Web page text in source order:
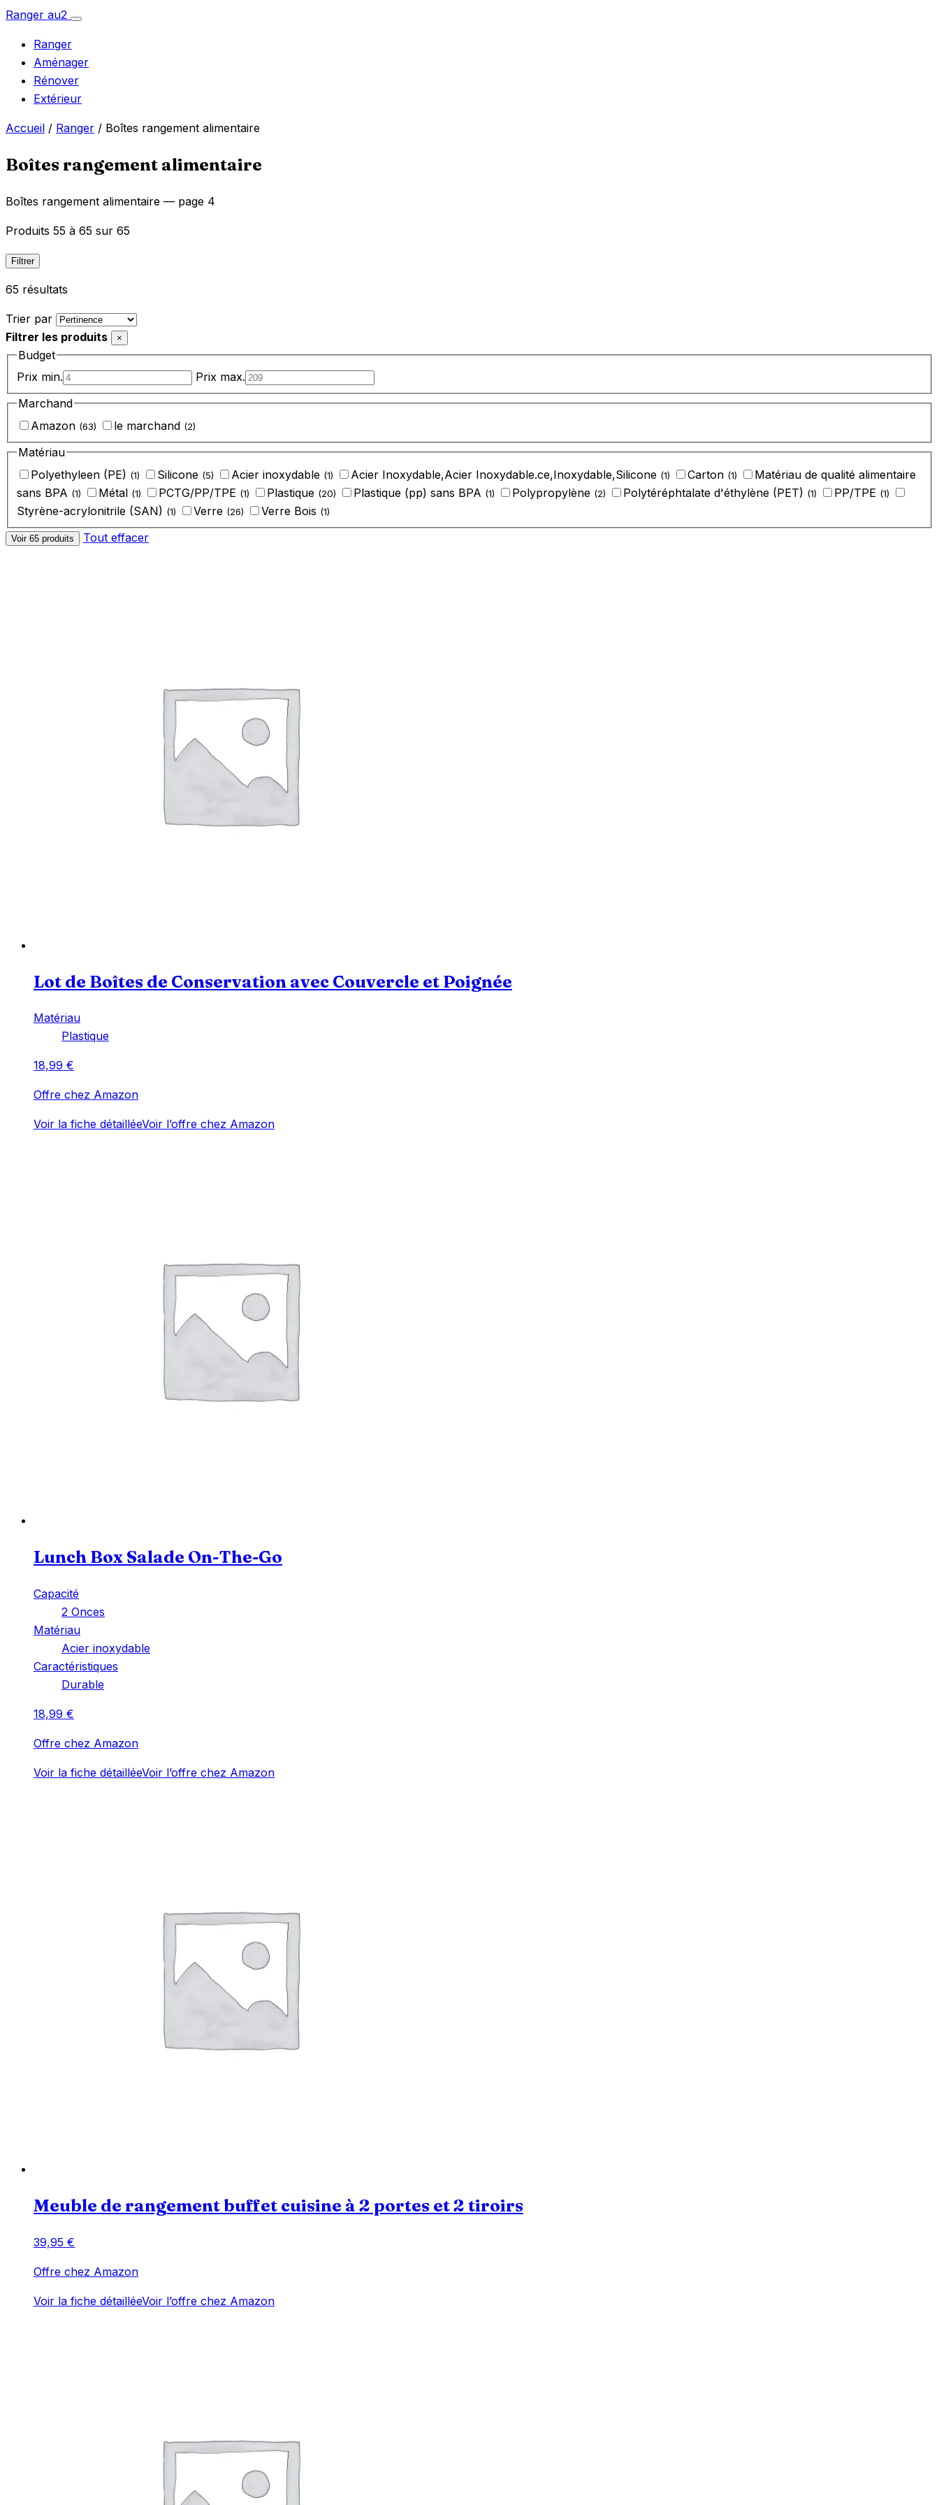
Aller
contenu
Ranger au2
Ouvrir
Ranger
Aménager
Rénover
Extérieur
Accueil / Ranger / Boîtes rangement alimentaire
Boîtes rangement alimentaire
Boîtes rangement alimentaire — page 4
Produits 55 à 65 sur 65
Filtrer
65 résultats
Trier par
Appliquer
le
Filtrer les produits ×
Budget
Prix min.
Prix max.
Marchand
Amazon (63) le marchand (2)
Matériau
Polyethyleen (PE) (1) Silicone (5) ‎Acier inoxydable (1) ‎Acier Inoxydable,Acier Inoxydable.ce,Inoxydable,Silicone (1) ‎Carton (1)
‎Matériau de qualité alimentaire
sans BPA (1) ‎Métal (1) ‎PCTG/PP/TPE (1) ‎Plastique (20) ‎Plastique (pp) sans BPA (1) ‎Polypropylène (2) ‎Polytéréphtalate d'éthylène (PET) (1) ‎PP/TPE (1)
‎Styrène-acrylonitrile (SAN) (1) ‎Verre (26) ‎Verre Bois (1)
Voir 65 produits Tout effacer
Lot de Boîtes de Conservation avec Couvercle et Poignée
Matériau
‎Plastique
18,99 €
Offre chez Amazon
Voir la fiche détailléeVoir l’offre chez Amazon
Lunch Box Salade On-The-Go
Capacité
‎2 Onces
Matériau
‎Acier inoxydable
Caractéristiques
‎Durable
18,99 €
Offre chez Amazon
Voir la fiche détailléeVoir l’offre chez Amazon
Meuble de rangement buffet cuisine à 2 portes et 2 tiroirs
39,95 €
Offre chez Amazon
Voir la fiche détailléeVoir l’offre chez Amazon